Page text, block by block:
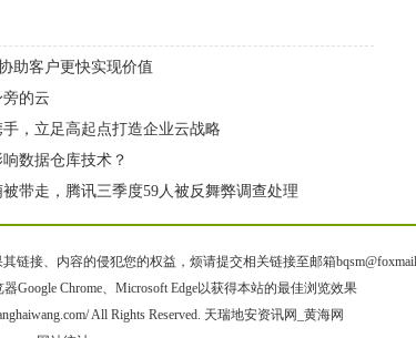
助客户更快实现价值
的云
，立足高起点打造企业云战略
数据仓库技术？
带走，腾讯三季度59人被反舞弊调查处理
接、内容的侵犯您的权益，烦请提交相关链接至邮箱
Google Chrome、Microsoft Edge以获得本站的最佳浏览效果
All Rights Reserved. 天瑞地安资讯网_黄海网